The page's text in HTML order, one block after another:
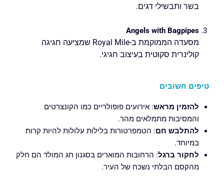
בשר ותבשילי דגים.
Angels with Bagpipes
מסעדה הממוקמת ב-Royal Mile שמציעה חגיגה
קולינרית סקוטית בעיצוב חגיגי.
טיפים חשובים
להזמין מראש: אירועים פופולריים כמו הקונצרטים
והמסיבות מתמלאים מהר.
להתלבש חם: הטמפרטורות בלילות עלולות להיות קרות
במיוחד.
לחקור ברגל: הרחובות המוארים בסגנון חג המולד הם חלק
מהקסם הבלתי נשכח של העיר.